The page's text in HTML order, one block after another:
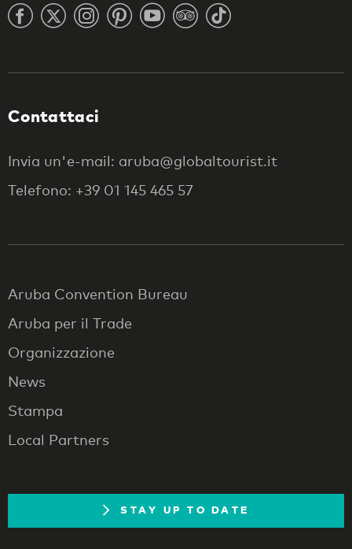
Contattaci
Invia un'e-mail: aruba@globaltourist.it
Telefono: +39 01 145 465 57
Aruba Convention Bureau
Aruba per il Trade
Organizzazione
News
Stampa
Local Partners
STAY UP TO DATE